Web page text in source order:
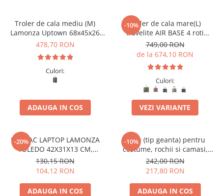
Troler de cala mediu (M)
Lamonza Uptown 68x45x26
cm, 3.10 kg, gri
478,70 RON
Culori:
ADAUGA IN COS
-10%
Troler de cala mare(L)
travelite AIR BASE 4 roti
spinner 77 x 51 x 30 cm - L
749,00 RON
de la 674,10 RON
Culori:
VEZI VARIANTE
-20%
RUCSAC LAPTOP LAMONZA
TOLEDO 42X31X13 CM,
NEGRU / ALBASTRU
130,15 RON
104,12 RON
ADAUGA IN COS
-10%
Husa (tip geanta) pentru
costume, rochii si camasi,
travelite Mobile
242,00 RON
217,80 RON
ADAUGA IN COS